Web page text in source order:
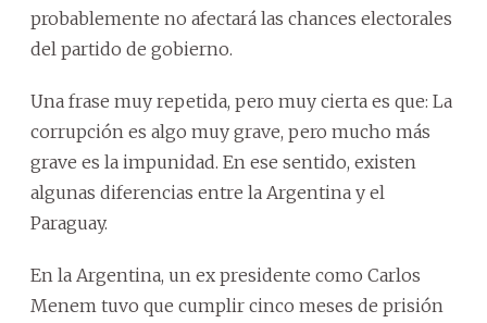
probablemente no afectará las chances electorales
del partido de gobierno.
Una frase muy repetida, pero muy cierta es que: La
corrupción es algo muy grave, pero mucho más
grave es la impunidad. En ese sentido, existen
algunas diferencias entre la Argentina y el
Paraguay.
En la Argentina, un ex presidente como Carlos
Menem tuvo que cumplir cinco meses de prisión